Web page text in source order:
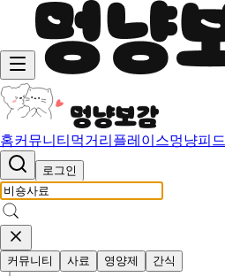
홈커뮤니티 먹거리 플레이스멍냥피드
로그인
커뮤니티 사료 영양제 간식